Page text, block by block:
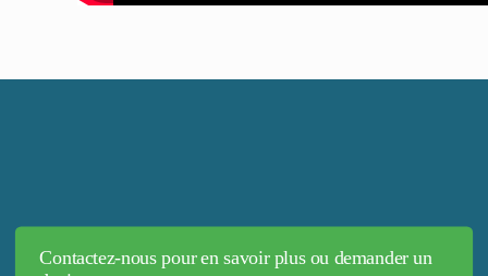
Contactez-nous pour en savoir plus ou demander un